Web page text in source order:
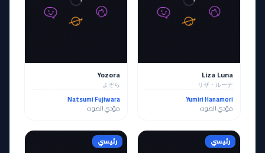
Liza Luna
リザ・ルーナ
Yumiri Hanamori
مؤدي الصوت
Yozora
よぞら
Natsumi Fujiwara
مؤدي الصوت
رئيسي رئيسي